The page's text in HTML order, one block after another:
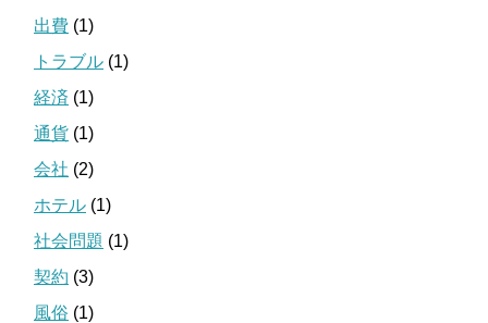
出費 (1)
トラブル (1)
経済 (1)
通貨 (1)
会社 (2)
ホテル (1)
社会問題 (1)
契約 (3)
風俗 (1)